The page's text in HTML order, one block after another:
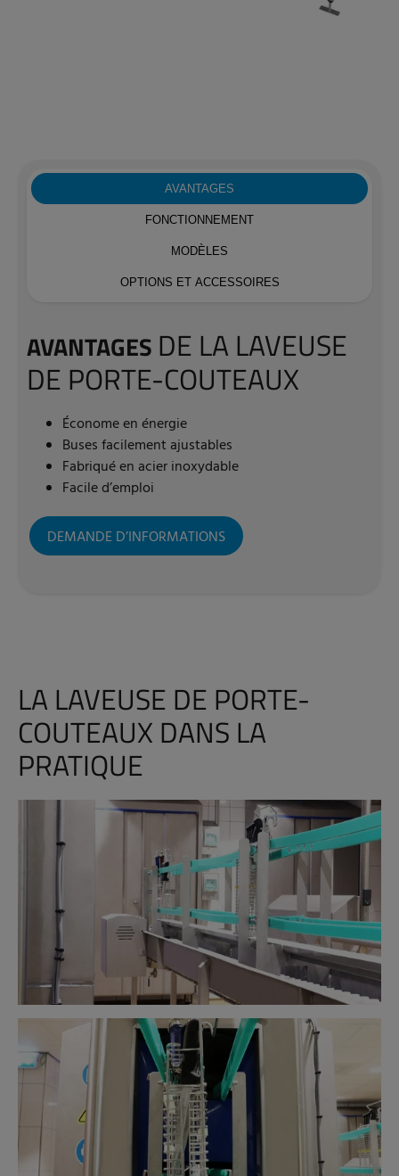
AVANTAGES
FONCTIONNEMENT
MODÈLES
OPTIONS ET ACCESSOIRES
AVANTAGES DE LA LAVEUSE
DE PORTE-COUTEAUX
Économe en énergie
Buses facilement ajustables
Fabriqué en acier inoxydable
Facile d’emploi
DEMANDE D’INFORMATIONS
LA LAVEUSE DE PORTE-
COUTEAUX DANS LA
PRATIQUE